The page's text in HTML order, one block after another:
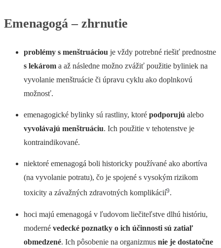
Emenagogá – zhrnutie
problémy s menštruáciou je vždy potrebné riešiť prednostne
s lekárom a až následne možno zvážiť použitie byliniek na
vyvolanie menštruácie či úpravu cyklu ako doplnkovú
možnosť.
emenagogické bylinky sú rastliny, ktoré podporujú alebo
vyvolávajú menštruáciu. Ich použitie v tehotenstve je
kontraindikované.
niektoré emenagogá boli historicky používané ako abortíva
(na vyvolanie potratu), čo je spojené s vysokým rizikom
toxicity a závažných zdravotných komplikácií9.
hoci majú emenagogá v ľudovom liečiteľstve dlhú históriu,
moderné vedecké poznatky o ich účinnosti sú zatiaľ
obmedzené. Ich pôsobenie na organizmus nie je dostatočne